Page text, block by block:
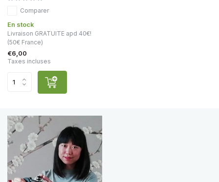
Comparer
En stock
Livraison GRATUITE apd 40€!
(50€ France)
€6,00
Taxes incluses